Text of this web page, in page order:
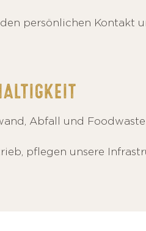
persönlichen Kontakt
Abfall und
pflegen unsere